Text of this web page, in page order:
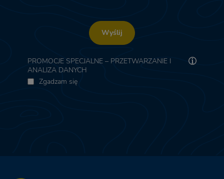
Wyślij
PROMOCJE SPECJALNE – PRZETWARZANIE I
ANALIZA DANYCH
Zgadzam się